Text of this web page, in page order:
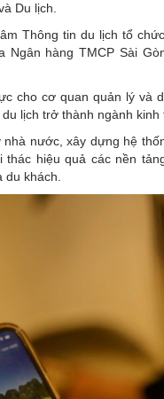
Du lịch.
Thông tin du lịch tổ
Ngân hàng TMCP Sài
cho cơ quan quản lý và
lịch trở thành ngành kinh
nước, xây dựng hệ
hiệu quả các nền
khách.